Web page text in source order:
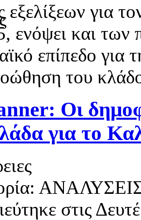
εξελίξεων για
ενόψει και των
επίπεδο για
του
Οι
για το
στις